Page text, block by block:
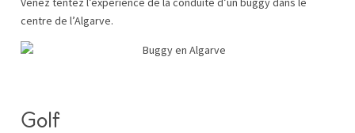
centre de l’Algarve.
Golf